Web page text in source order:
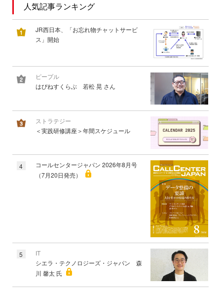
人気記事ランキング
JR西日本、「お忘れ物チャットサービ
ス」開始
ピープル
はぴねすくらぶ 若松 晃 さん
ストラテジー
＜実践研修講座＞年間スケジュール
4
コールセンタージャパン 2026年8月号
（7月20日発売）
5
IT
シエラ・テクノロジーズ・ジャパン 森
川 馨太 氏